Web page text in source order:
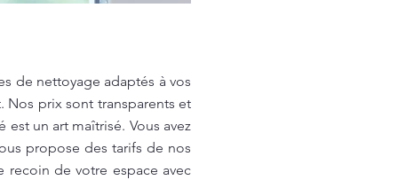
de nettoyage adaptés à vos
Nos prix sont transparents et
un art maîtrisé. Vous avez
propose des tarifs de nos
recoin de votre espace avec